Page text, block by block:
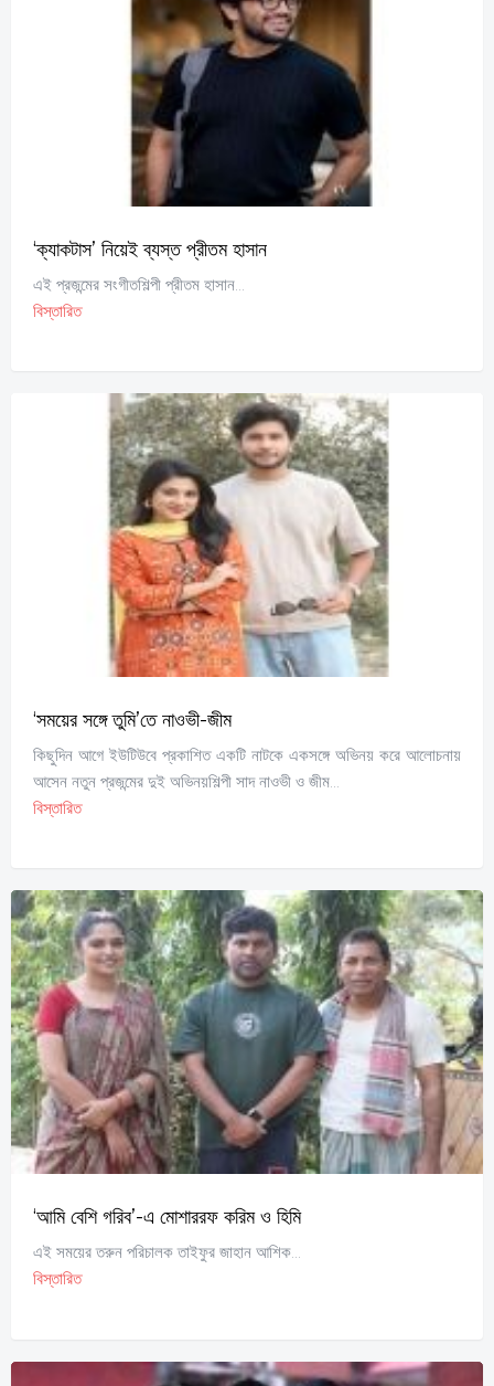
‘ক্যাকটাস’ নিয়েই ব্যস্ত প্রীতম হাসান
এই প্রজন্মের সংগীতশিল্পী প্রীতম হাসান...
বিস্তারিত
‘সময়ের সঙ্গে তুমি’তে নাওভী-জীম
কিছুদিন আগে ইউটিউবে প্রকাশিত একটি নাটকে একসঙ্গে অভিনয় করে আলোচনায়
আসেন নতুন প্রজন্মের দুই অভিনয়শিল্পী সাদ নাওভী ও জীম...
বিস্তারিত
‘আমি বেশি গরিব’-এ মোশাররফ করিম ও হিমি
এই সময়ের তরুন পরিচালক তাইফুর জাহান আশিক...
বিস্তারিত